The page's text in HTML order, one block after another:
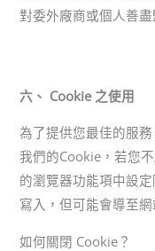
對委外廠商或個人善盡
六、 Cookie 之使用
為了提供您最佳的服
我們的Cookie，若您
的瀏覽器功能項中設
寫入，但可能會導至
如何關閉 Cookie？